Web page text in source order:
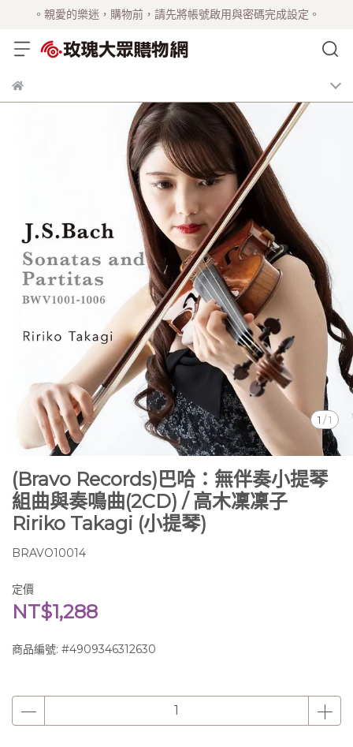
。親愛的樂迷，購物前，請先將帳號啟用與密碼完成設定。
1 /1
(Bravo Records)巴哈：無伴奏小提琴
組曲與奏鳴曲(2CD) / 高木凜凜子
Ririko Takagi (小提琴)
BRAVO10014
定價
NT$1,288
商品編號: #4909346312630